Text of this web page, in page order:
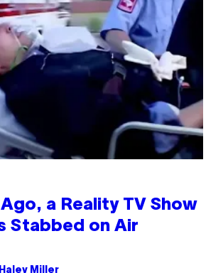
a Reality TV Show
Stabbed on Air
Haley Miller